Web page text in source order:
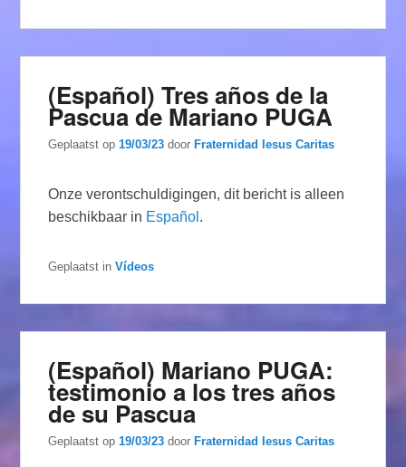
(Español) Tres años de la
Pascua de Mariano PUGA
Geplaatst op19/03/23 door Fraternidad Iesus Caritas
Onze verontschuldigingen, dit bericht is alleen
beschikbaar in Español .
Geplaatst in Vídeos
(Español) Mariano PUGA:
testimonio a los tres años
de su Pascua
Geplaatst op19/03/23 door Fraternidad Iesus Caritas